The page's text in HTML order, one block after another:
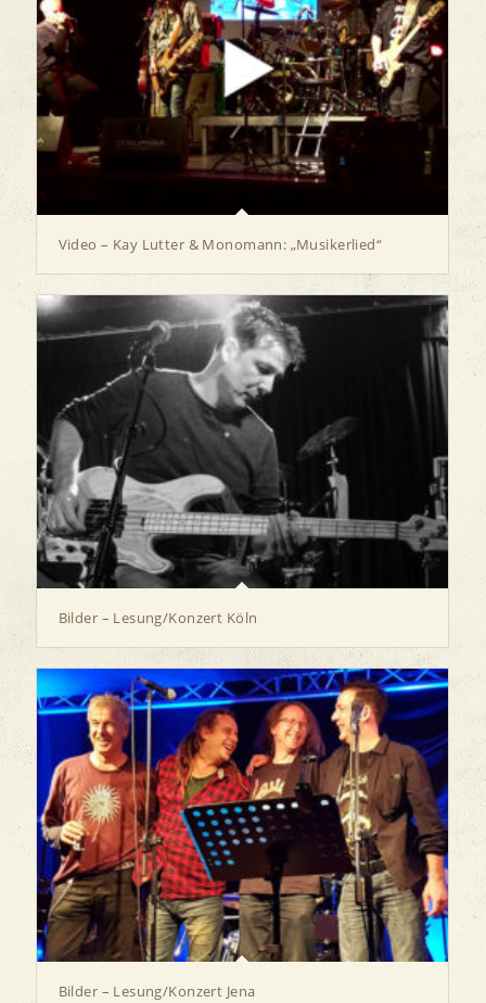
Video – Kay Lutter & Monomann: „Musikerlied“
Bilder – Lesung/Konzert Köln
Bilder – Lesung/Konzert Jena